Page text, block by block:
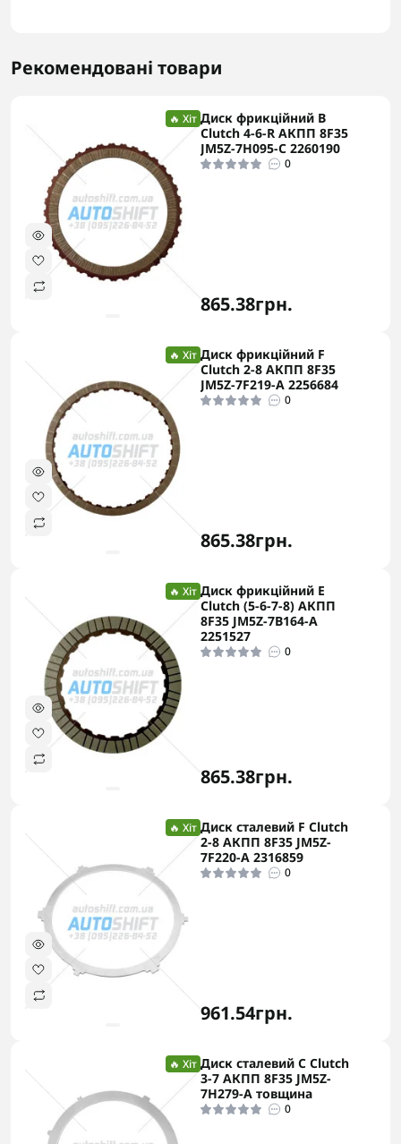
Рекомендовані товари
🔥 Хіт Диск фрикційний B
Clutch 4-6-R АКПП 8F35
JM5Z-7H095-C 2260190
0
865.38грн.
🔥 Хіт Диск фрикційний F
Clutch 2-8 АКПП 8F35
JM5Z-7F219-A 2256684
0
865.38грн.
🔥 Хіт Диск фрикційний E
Clutch (5-6-7-8) АКПП
8F35 JM5Z-7B164-A
2251527
0
865.38грн.
🔥 Хіт Диск сталевий F Clutch
2-8 АКПП 8F35 JM5Z-
7F220-A 2316859
0
961.54грн.
🔥 Хіт Диск сталевий C Clutch
3-7 АКПП 8F35 JM5Z-
7H279-A товщина
0